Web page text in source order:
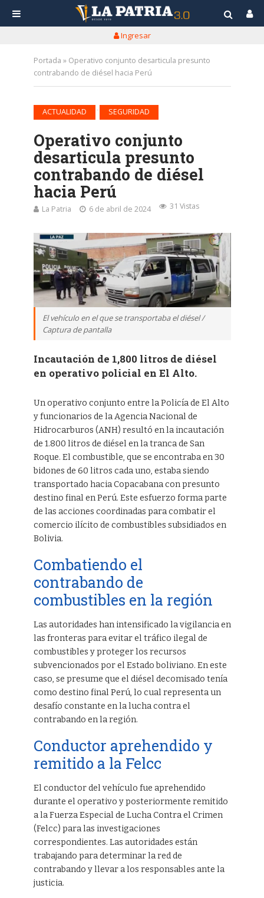
Ingresar
Portada » Operativo conjunto desarticula presunto
contrabando de diésel hacia Perú
ACTUALIDAD SEGURIDAD
Operativo conjunto
desarticula presunto
contrabando de diésel
hacia Perú
La Patria 6 de abril de 2024 31 Vistas
El vehículo en el que se transportaba el diésel /
Captura de pantalla
Incautación de 1,800 litros de diésel
en operativo policial en El Alto.
Un operativo conjunto entre la Policía de El Alto
y funcionarios de la Agencia Nacional de
Hidrocarburos (ANH) resultó en la incautación
de 1.800 litros de diésel en la tranca de San
Roque. El combustible, que se encontraba en 30
bidones de 60 litros cada uno, estaba siendo
transportado hacia Copacabana con presunto
destino final en Perú. Este esfuerzo forma parte
de las acciones coordinadas para combatir el
comercio ilícito de combustibles subsidiados en
Bolivia.
Combatiendo el
contrabando de
combustibles en la región
Las autoridades han intensificado la vigilancia en
las fronteras para evitar el tráfico ilegal de
combustibles y proteger los recursos
subvencionados por el Estado boliviano. En este
caso, se presume que el diésel decomisado tenía
como destino final Perú, lo cual representa un
desafío constante en la lucha contra el
contrabando en la región.
Conductor aprehendido y
remitido a la Felcc
El conductor del vehículo fue aprehendido
durante el operativo y posteriormente remitido
a la Fuerza Especial de Lucha Contra el Crimen
(Felcc) para las investigaciones
correspondientes. Las autoridades están
trabajando para determinar la red de
contrabando y llevar a los responsables ante la
justicia.